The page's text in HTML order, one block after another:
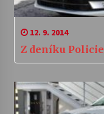
12. 9. 2014
Z deníku Policie